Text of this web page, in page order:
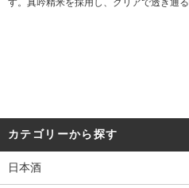
カテゴリーから探す
日本酒